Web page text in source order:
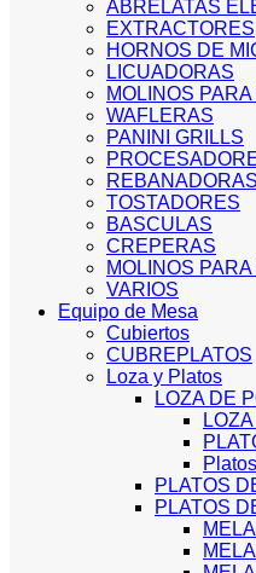
ABRELATAS
EXTRACTORES
HORNOS DE
LICUADORAS
MOLINOS
WAFLERAS
PANINI GRILLS
REBANADORAS
TOSTADORES
BASCULAS
CREPERAS
MOLINOS
VARIOS
Equipo de Mesa
Cubiertos
CUBREPLATOS
Loza y Platos
LOZA DE
PLATOS
PLATOS